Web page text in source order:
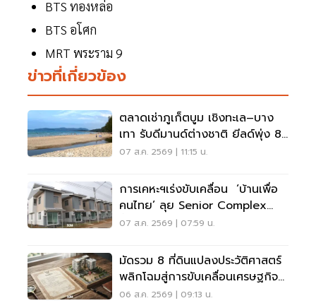
BTS ทองหล่อ
BTS อโศก
MRT พระราม 9
ข่าวที่เกี่ยวข้อง
ตลาดเช่าภูเก็ตบูม เชิงทะเล–บาง
เทา รับดีมานด์ต่างชาติ ยีลด์พุ่ง 8-
12%
07 ส.ค. 2569 | 11:15 น.
การเคหะฯเร่งขับเคลื่อน ‘บ้านเพื่อ
คนไทย’ ลุย Senior Complex
ฟื้นฟูเมือง
07 ส.ค. 2569 | 07:59 น.
มัดรวม 8 ที่ดินแปลงประวัติศาสตร์
พลิกโฉมสู่การขับเคลื่อนเศรษฐกิจ
เมือง
06 ส.ค. 2569 | 09:13 น.